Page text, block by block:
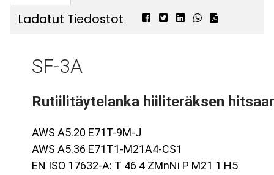
Ladatut Tiedostot
SF-3A
Rutiilitäytelanka hiiliteräksen
AWS A5.20 E71T-9M-J
AWS A5.36 E71T1-M21A4-CS1
EN ISO 17632-A: T 46 4 ZMnNi P M21 1 H5